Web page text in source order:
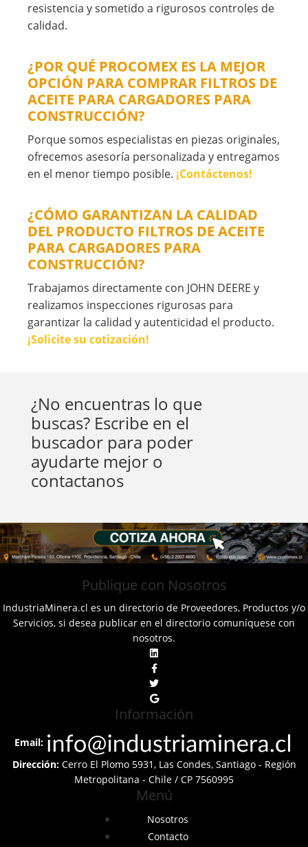
resistencia y sometido a rigurosos controles de
calidad.
¿POR QUÉ PROCOMEX ES LA MEJOR
OPCIÓN PARA COMPRAR FILTROS DE
ACEITE PARA CARGADORES PARA
CONSTRUCCIÓN?
Porque somos especialistas en piezas originales,
ofrecemos asesoría personalizada y entregamos
en el menor tiempo posible. ¡Contáctenos!
¿CÓMO GARANTIZAN LA CALIDAD
DEL PRODUCTO FILTROS DE ACEITE
PARA CARGADORES PARA
CONSTRUCCIÓN?
Trabajamos directamente con JOHN DEERE y
realizamos inspecciones rigurosas para
garantizar la calidad y autenticidad el producto.
¡Solicite su cotización!
¿No encuentras lo que
buscas? Escribe en el
buscador para poder
ayudarte mejor o
contactanos
Publique con Nosotros
IndustriaMinera.cl es un directorio de Proveedores, Productos y/o
Servicios, si desea publicar en el directorio comuníquese con
nosotros.
Información
Email:
Dirección:Cerro El Plomo 5931, Las Condes, Santiago - Región
Metropolitana - Chile / CP 7560995
Menú
Nosotros
Contacto